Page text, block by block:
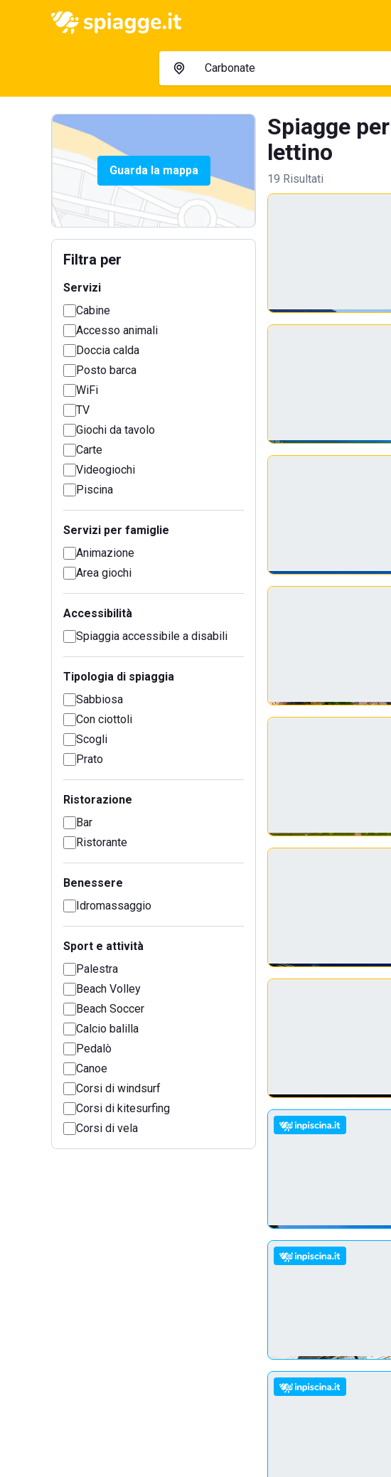
Guarda la mappa
Filtra per
Servizi
Cabine
Accesso animali
Doccia calda
Posto barca
WiFi
TV
Giochi da tavolo
Carte
Videogiochi
Piscina
Servizi per famiglie
Animazione
Area giochi
Accessibilità
Spiaggia accessibile a disabili
Tipologia di spiaggia
Sabbiosa
Con ciottoli
Scogli
Prato
Ristorazione
Bar
Ristorante
Benessere
Idromassaggio
Sport e attività
Palestra
Beach Volley
Beach Soccer
Calcio balilla
Pedalò
Canoe
Corsi di windsurf
Corsi di kitesurfing
Corsi di vela
Spiagge
lettino
19 Risultati